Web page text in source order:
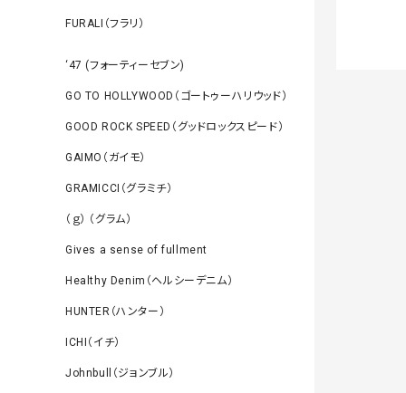
FURALI（フラリ）
‘47 (フォーティーセブン)
GO TO HOLLYWOOD（ゴートゥーハリウッド）
GOOD ROCK SPEED（グッドロックスピード）
GAIMO（ガイモ）
GRAMICCI（グラミチ）
（ｇ） （グラム）
Gives a sense of fullment
Healthy Denim（ヘルシーデニム）
HUNTER（ハンター）
ICHI（イチ）
Johnbull（ジョンブル）